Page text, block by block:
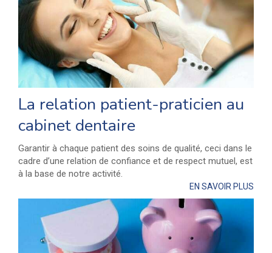
La relation patient-praticien au
cabinet dentaire
Garantir à chaque patient des soins de qualité, ceci dans le
cadre d’une relation de confiance et de respect mutuel, est
à la base de notre activité.
EN SAVOIR PLUS